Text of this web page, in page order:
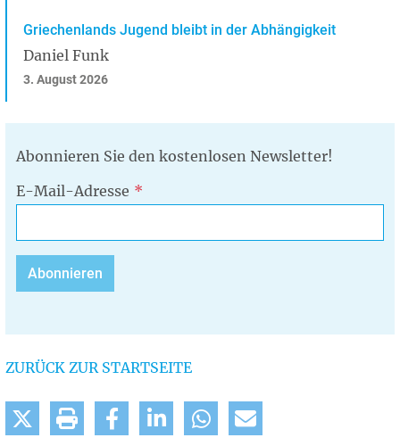
Griechenlands Jugend bleibt in der Abhängigkeit
Daniel Funk
3. August 2026
Abonnieren Sie den kostenlosen Newsletter!
E-Mail-Adresse
ZURÜCK ZUR STARTSEITE